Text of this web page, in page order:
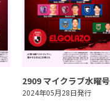
2909 マイクラブ水曜号
2024年05月28日発行